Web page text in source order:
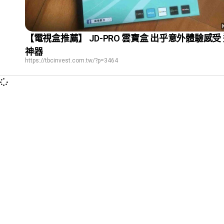
【電視盒推薦】 JD-PRO 雲寶盒 出乎意外體驗感受
神器
https://tbcinvest.com.tw/?p=3464